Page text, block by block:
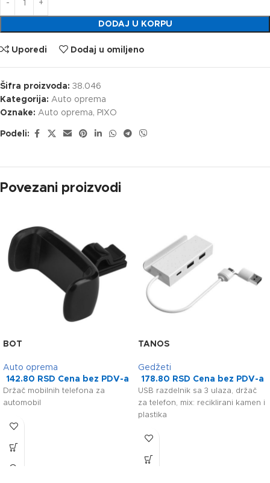
DODAJ U KORPU
Uporedi Dodaj u omiljeno
Šifra proizvoda: 38.046
Kategorija: Auto oprema
Oznake: Auto oprema, PIXO
Podeli:
Povezani proizvodi
BOT
Auto oprema
142.80 RSD Cena bez PDV-a
Držač mobilnih telefona za
automobil
TANOS
Gedžeti
178.80 RSD Cena bez PDV-a
USB razdelnik sa 3 ulaza, držač
za telefon, mix: reciklirani kamen i
plastika